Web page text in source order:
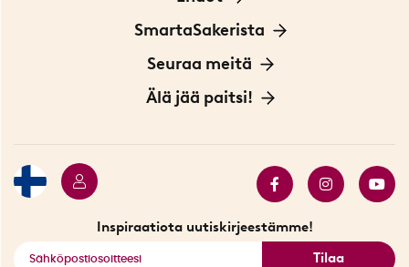
Tietoa evästeistä
Yksityisyydensuoja
Sopimusehdot
SmartaSakerista
Meistä
Myymälä Tukholmassa
Seuraa meitä
Innovaattoriblogi
Älä jää paitsi!
Inspiraatiota uutiskirjeestämme!
Tilaa